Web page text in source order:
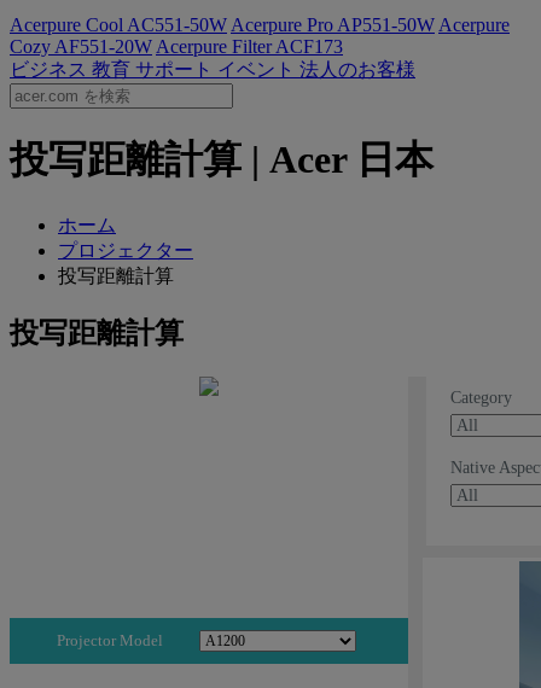
Acerpure Cool AC551-50W Acerpure Pro AP551-50W Acerpure
Cozy AF551-20W Acerpure Filter ACF173
ビジネス 教育 サポート イベント 法人のお客様
投写距離計算 | Acer 日本
ホーム
プロジェクター
投写距離計算
投写距離計算